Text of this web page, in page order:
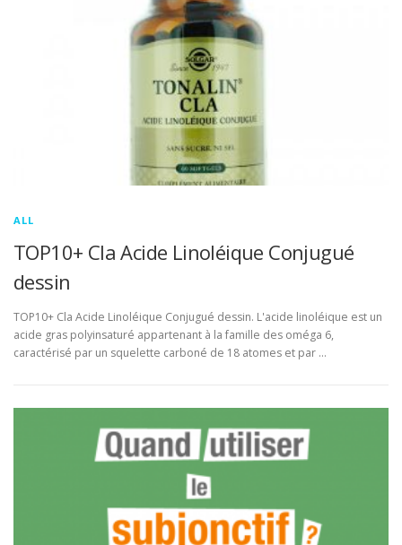
ALL
TOP10+ Cla Acide Linoléique Conjugué
dessin
TOP10+ Cla Acide Linoléique Conjugué dessin. L'acide linoléique est un
acide gras polyinsaturé appartenant à la famille des oméga 6,
caractérisé par un squelette carboné de 18 atomes et par …